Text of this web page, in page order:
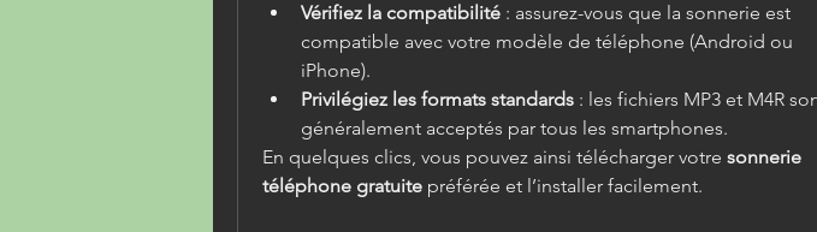
Vérifiez la compatibilité : assurez-vous que la sonnerie est
compatible avec votre modèle de téléphone (Android ou
iPhone).
Privilégiez les formats standards : les fichiers MP3 et M4R
généralement acceptés par tous les smartphones.
En quelques clics, vous pouvez ainsi télécharger votre sonnerie
téléphone gratuite préférée et l’installer facilement.